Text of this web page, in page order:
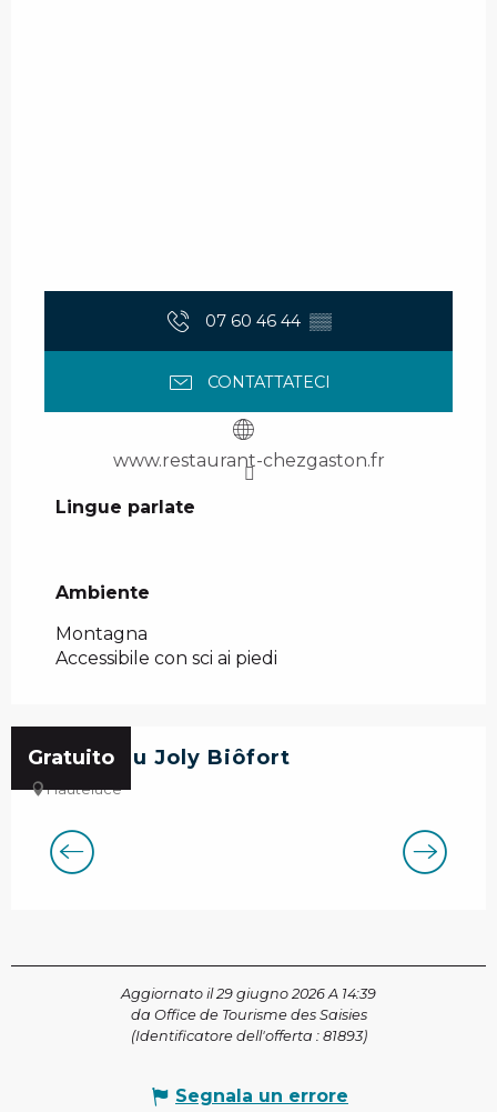
07 60 46 44 ▒▒
CONTATTATECI
www.restaurant-chezgaston.fr
Lingue parlate
Lingue parlate
Ambiente
Ambiente
Montagna
Accessibile con sci ai piedi
Gratuito
La fête du Joly Biôfort
Hauteluce
Aggiornato il 29 giugno 2026 A 14:39
da Office de Tourisme des Saisies
(Identificatore dell'offerta : 81893)
Segnala un errore